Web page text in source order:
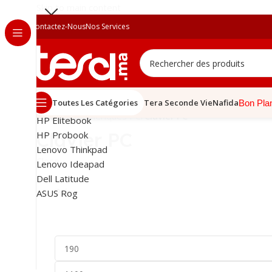
Skip to main content
Contactez-NousNos Services
Toutes Les Catégories Tera Seconde VieNafidaBon
Accueil/Périphériques PC
Clavier PC
Close
Prix
Demandes populaires
HP Elitebook
HP Probook
Lenovo Thinkpad
Lenovo Ideapad
Dell Latitude
ASUS Rog